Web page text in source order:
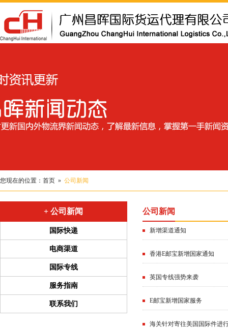
您现在的位置： 首页 » 公司新闻
+ 公司新闻
国际快递
电商渠道
国际专线
服务指南
联系我们
公司新闻
新增渠道通知
香港E邮宝新增国家通知
英国专线强势来袭
E邮宝新增国家服务
海关针对寄往美国国际件进